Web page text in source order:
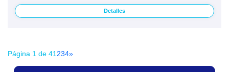
Detalles
Página 1 de 41 234»